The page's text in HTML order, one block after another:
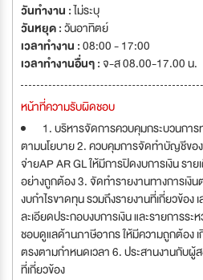
วันทำงาน :ไม่ระบุ
วันหยุด :วันอาทิตย์
เวลาทำงาน :08:00 - 17:00
เวลาทำงานอื่นๆ :จ-ส 08.00-17.00 น.
หน้าที่ความรับผิดชอบ
1. บริหารจัดการควบคุมกระบวนการ
ตามนโยบาย 2. ควบคุมการจัดทำบัญชีขอ
จ่ายAP AR GL ให้มีการปิดงบการเงิน รา
อย่างถูกต้อง 3. จัดทำรายงานทางการเงิน
งบกำไรขาดทุน รวมถึงรายงานที่เกี่ยวข้อ
ละเอียดประกอบงบการเงิน และรายการร
ชอบดูแลด้านภาษีอากร ให้มีความถูกต้อง
ตรงตามกำหนดเวลา 6. ประสานงานกับ
ที่เกี่ยวข้อง